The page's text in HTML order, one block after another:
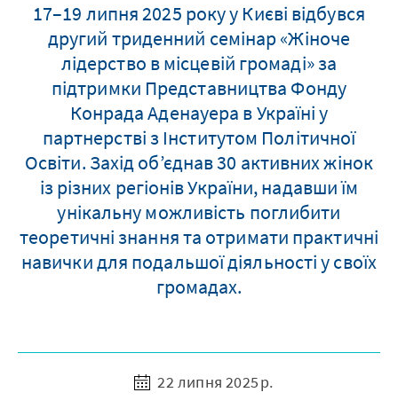
17–19 липня 2025 року у Києві відбувся
другий триденний семінар «Жіноче
лідерство в місцевій громаді» за
підтримки Представництва Фонду
Конрада Аденауера в Україні у
партнерстві з Інститутом Політичної
Освіти. Захід об’єднав 30 активних жінок
із різних регіонів України, надавши їм
унікальну можливість поглибити
теоретичні знання та отримати практичні
навички для подальшої діяльності у своїх
громадах.
22 липня 2025 р.